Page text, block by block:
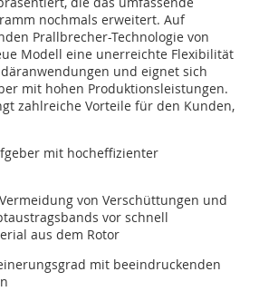
nochmals erweitert. Auf
Prallbrecher-Technologie von
Modell eine unerreichte Flexibilität
und eignet sich
mit hohen Produktionsleistungen.
zahlreiche Vorteile für den Kunden,
mit hocheffizienter
von Verschüttungen und
vor schnell
aus dem Rotor
mit beeindruckenden